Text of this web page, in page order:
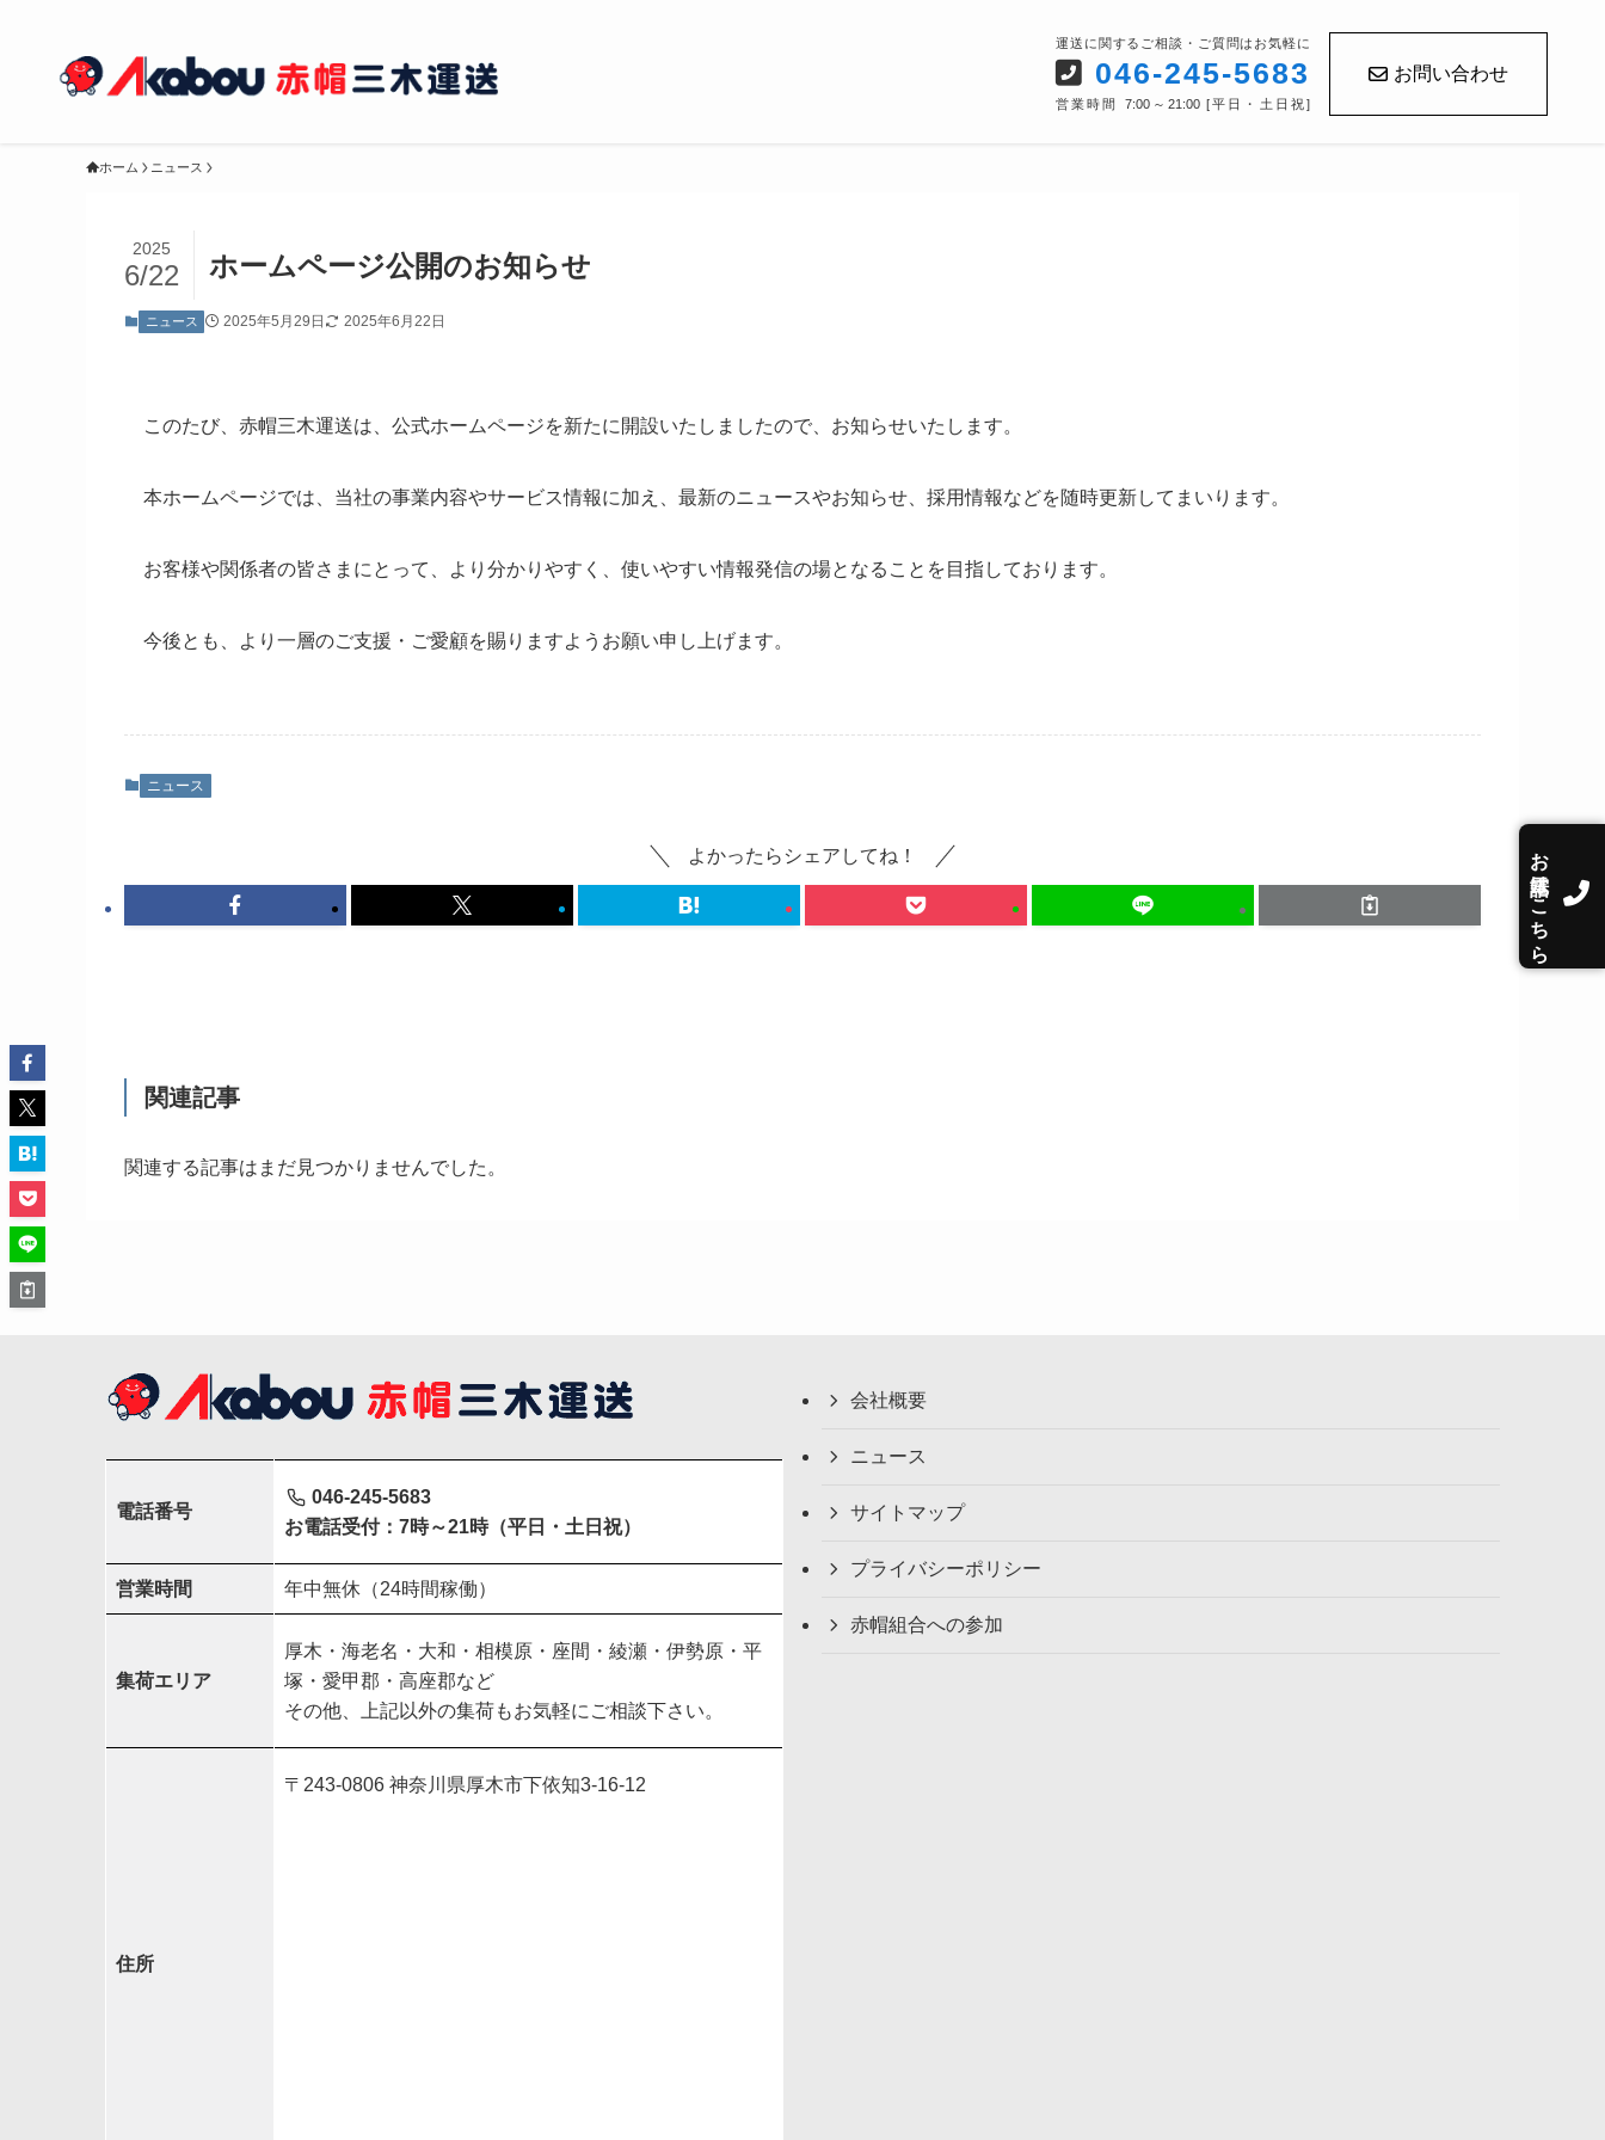
運送に関するご相談・ご質問はお気軽に
046-245-5683
営業時間 7:00～21:00 [平日・土日祝]
お問い合わせ
ホーム ニュース
ホームページ公開のお知らせ
2025
6/22
ニュース 2025年5月29日 2025年6月22日
このたび、赤帽三木運送は、公式ホームページを新たに開設いたしましたので、お知らせいたします。
本ホームページでは、当社の事業内容やサービス情報に加え、最新のニュースやお知らせ、採用情報などを随時更新してまいります。
お客様や関係者の皆さまにとって、より分かりやすく、使いやすい情報発信の場となることを目指しております。
今後とも、より一層のご支援・ご愛顧を賜りますようお願い申し上げます。
ニュース
よかったらシェアしてね！
関連記事
関連する記事はまだ見つかりませんでした。
電話番号
046-245-5683
お電話受付：7時～21時（平日・土日祝）
営業時間 年中無休（24時間稼働）
集荷エリア
厚木・海老名・大和・相模原・座間・綾瀬・伊勢原・平
塚・愛甲郡・高座郡など
その他、上記以外の集荷もお気軽にご相談下さい。
住所
〒243-0806 神奈川県厚木市下依知3-16-12
会社概要
ニュース
サイトマップ
プライバシーポリシー
赤帽組合への参加
お電話はこちら